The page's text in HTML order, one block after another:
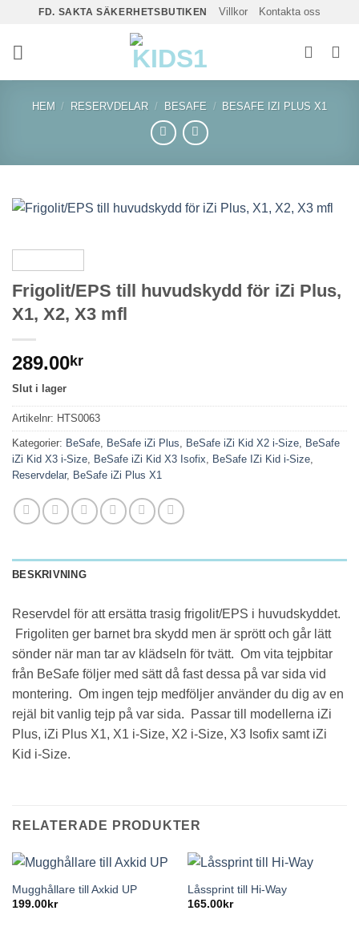
content
FD. SAKTA SÄKERHETSBUTIKEN Villkor Kontakta oss
HEM / RESERVDELAR / BESAFE / BESAFE IZI PLUS X1
Frigolit/EPS till huvudskydd för iZi Plus,
X1, X2, X3 mfl
289.00kr
Slut i lager
Artikelnr: HTS0063
Kategorier: BeSafe BeSafe iZi Plus BeSafe iZi Kid X2 i-Size
BeSafe
iZi Kid X3 i-Size
BeSafe iZi Kid X3 Isofix BeSafe IZi Kid i-Size
Reservdelar, BeSafe iZi Plus X1
BESKRIVNING
Reservdel för att ersätta trasig frigolit/EPS i huvudskyddet.
Frigoliten ger barnet bra skydd men är sprött och går lätt
sönder när man tar av klädseln för tvätt. Om vita tejpbitar
från BeSafe följer med sätt då fast dessa på var sida vid
montering. Om ingen tejp medföljer använder du dig av en
rejäl bit vanlig tejp på var sida. Passar till modellerna iZi
Plus, iZi Plus X1, X1 i-Size, X2 i-Size, X3 Isofix samt iZi
Kid i-Size.
RELATERADE PRODUKTER
Mugghållare till Axkid UP
199.00kr
Låssprint till Hi-Way
165.00kr